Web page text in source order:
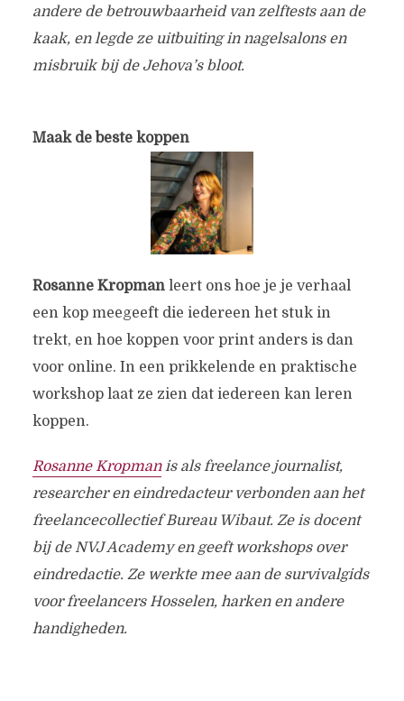
andere de betrouwbaarheid van zelftests aan de
kaak, en legde ze uitbuiting in nagelsalons en
misbruik bij de Jehova’s bloot.
Maak de beste koppen
Rosanne Kropmanleert ons hoe je je verhaal
een kop meegeeft die iedereen het stuk in
trekt, en hoe koppen voor print anders is dan
voor online. In een prikkelende en praktische
workshop laat ze zien dat iedereen kan leren
koppen.
Rosanne Kropmanis als freelance journalist,
researcher en eindredacteur verbonden aan het
freelancecollectief Bureau Wibaut. Ze is docent
bij de NVJ Academy en geeft workshops over
eindredactie. Ze werkte mee aan de survivalgids
voor freelancers Hosselen, harken en andere
handigheden.